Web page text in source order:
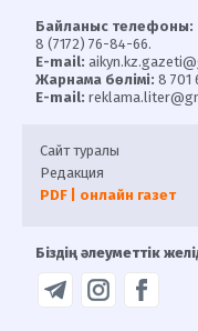
Байланыс телефоны:
8 (7172) 76-84-66.
E-mail:
Жарнама бөлімі: 8 701
E-mail:
Сайт туралы
Редакция
PDF | онлайн газет
Біздің әлеуметтік